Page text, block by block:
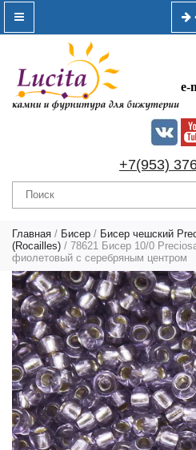
e-
+7(953)
Главная / Бисер / Бисер чешский
(Rocailles) / 78621 Бисер 10/0
фиолетовый с серебряным центром